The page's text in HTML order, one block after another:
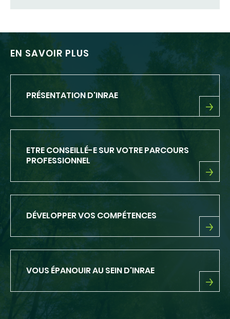
EN SAVOIR PLUS
PRÉSENTATION D'INRAE
PRÉSENTATION
ETRE CONSEILLÉ-E SUR VOTRE PARCOURS
PROFESSIONNEL
ETRE
SUR
VOTRE
PROFESSIONNEL
DÉVELOPPER VOS COMPÉTENCES
DÉVELOPPER
VOUS ÉPANOUIR AU SEIN D'INRAE
VOUS